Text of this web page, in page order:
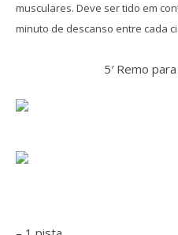
musculares. Deve ser tido em
minuto de descanso entre cada
5′ Remo
Walking